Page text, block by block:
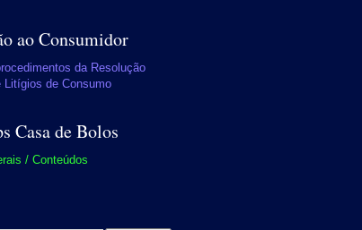
ao Consumidor
da Resolução
Litígios de Consumo
Casa de Bolos
/ Conteúdos